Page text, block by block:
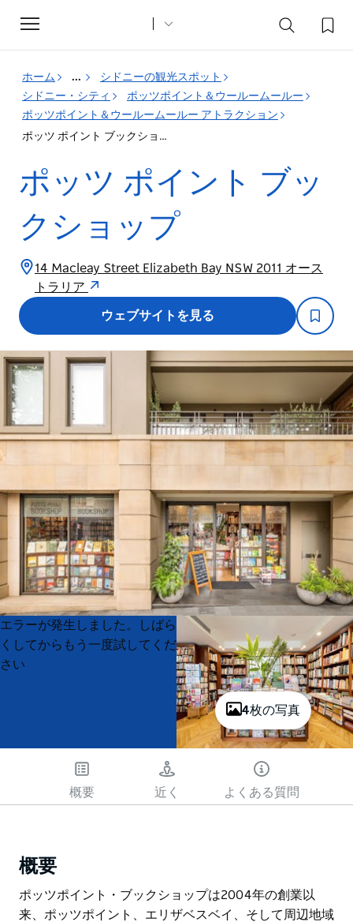
Toggle
navigation
ホーム ...
シドニーの観光スポット
シドニー・シティ
ポッツポイント＆ウールームールー
ポッツポイント＆ウールームールー アトラクション
ポッツ ポイント ブックショップ
ポッツ ポイント ブッ
クショップ
14 Macleay Street Elizabeth Bay NSW 2011 オース
トラリア
ウェブサイトを見る
4枚の写真
Product
List
Product
List
エラーが発生しました。しばら
くしてからもう一度試してくだ
さい
概要 近く よくある質問
概要
ポッツポイント・ブックショップは2004年の創業以
来、ポッツポイント、エリザベスベイ、そして周辺地域